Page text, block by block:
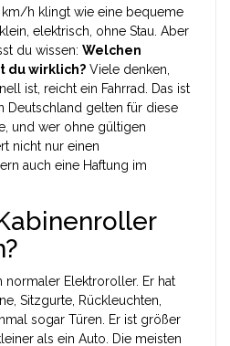
km/h klingt wie eine bequeme
elektrisch, ohne Stau. Aber
du wissen: Welchen
du wirklich? Viele denken,
ist, reicht ein Fahrrad. Das ist
Deutschland gelten für diese
und wer ohne gültigen
nicht nur einen
auch eine Haftung im
normaler Elektroroller. Er hat
Sitzgurte, Rückleuchten,
sogar Türen. Er ist größer
als ein Auto. Die meisten